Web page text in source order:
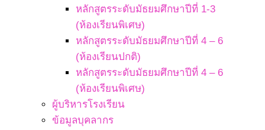
หลักสูตรระดับมัธยมศึกษาปีที่ 1-3
(ห้องเรียนพิเศษ)
หลักสูตรระดับมัธยมศึกษาปีที่ 4 – 6
(ห้องเรียนปกติ)
หลักสูตรระดับมัธยมศึกษาปีที่ 4 – 6
(ห้องเรียนพิเศษ)
ผู้บริหารโรงเรียน
ข้อมูลบุคลากร